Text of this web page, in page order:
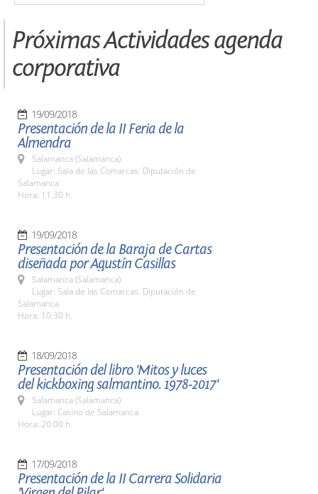
Próximas Actividades agenda
corporativa
19/09/2018
Presentación de la II Feria de la
Almendra
Salamanca (Salamanca)
Lugar: Sala de las Comarcas. Diputación de
Salamanca
Hora: 11.30 h.
19/09/2018
Presentación de la Baraja de Cartas
diseñada por Agustín Casillas
Salamanca (Salamanca)
Lugar: Sala de las Comarcas. Diputación de
Salamanca
Hora: 10:30 h.
18/09/2018
Presentación del libro 'Mitos y luces
del kickboxing salmantino. 1978-2017'
Salamanca (Salamanca)
Lugar: Casino de Salamanca
Hora: 20:00 h.
17/09/2018
Presentación de la II Carrera Solidaria